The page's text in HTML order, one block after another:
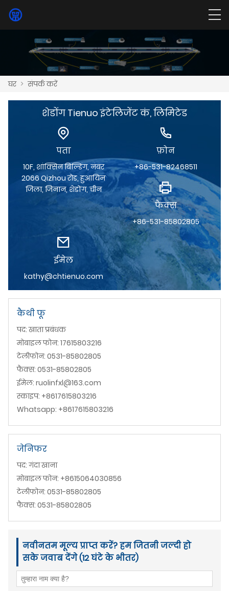
घर > संपर्क करें
शेडोंग Tienuo इंटेलिजेंट कं, लिमिटेड
पता
10F, शांक्सिन बिल्डिंग, नंबर
2066 Qizhou रोड, हुआयिन
जिला, जिनान, शेडोंग, चीन
फ़ोन
+86-531-82468511
फैक्स
+86-531-85802805
ईमेल
kathy@chtienuo.com
कैथी फू
पद: खाता प्रबंधक
मोबाइल फोन: 17615803216
टेलीफोन: 0531-85802805
फैक्स: 0531-85802805
ईमेल: ruolinfxl@163.com
स्काइप: +8617615803216
Whatsapp: +8617615803216
जेनिफर
पद: गंदा खाना
मोबाइल फोन: +8615064030856
टेलीफोन: 0531-85802805
फैक्स: 0531-85802805
नवीनतम मूल्य प्राप्त करें? हम जितनी जल्दी हो
सके जवाब देंगे (12 घंटे के भीतर)